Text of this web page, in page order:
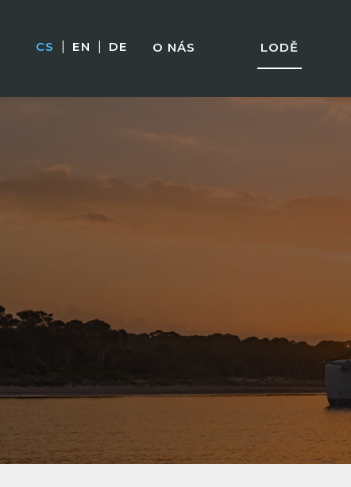
O NÁS LODĚ
CS EN DE